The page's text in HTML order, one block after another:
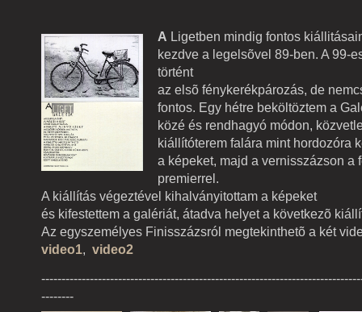
A Ligetben mindig fontos
kezdve a legelsõvel 89-ben. A 99-
történt
az elsõ fénykerékpározás, de
fontos. Egy hétre beköltöztem a
közé és rendhagyó módon,
kiállítóterem falára mint hordozóra
a képeket, majd a vernisszázson a
premierrel.
A kiállítás végeztével kihalványitottam a képeket
és kifestettem a galériát, átadva helyet a következõ
Az egyszemélyes Finisszázsról megtekinthetõ a két
video1, video2
--------